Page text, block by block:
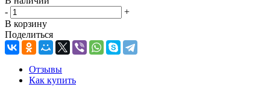
-
+
В корзину
Поделиться
Отзывы
Как купить